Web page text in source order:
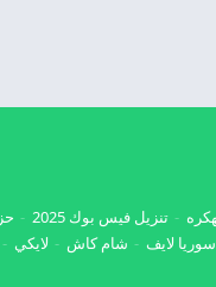
تنزيل فيس بوك 2025
سوريا لايف شام كاش لايكي